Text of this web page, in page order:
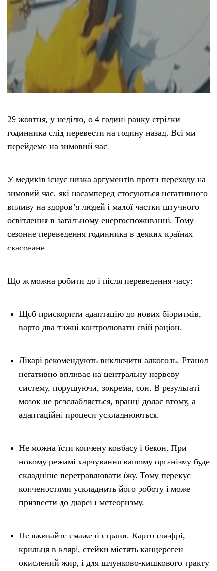
Контакти
Рекламні прайси
Редакційна політика
Етичний кодекс
29 жовтня, у неділю, о 4 годині ранку стрілки
годинника слід перевести на годину назад. Всі ми
перейдемо на зимовий час.
У медиків існує низка аргументів проти переходу на
зимовий час, які насамперед стосуються негативного
впливу на здоров’я людей і малої частки штучного
освітлення в загальному енергоспоживанні. Тому
сезонне переведення годинника в деяких країнах
скасоване.
Що ж можна робити до і після переведення часу:
Щоб прискорити адаптацію до нових біоритмів,
варто два тижні контролювати свій раціон.
Лікарі рекомендують виключити алкоголь. Етанол
негативно впливає на центральну нервову
систему, порушуючи, зокрема, сон. В результаті
мозок не розслабляється, вранці долає втому, а
адаптаційні процеси ускладнюються.
Не можна їсти копчену ковбасу і бекон. При
новому режимі харчування вашому організму буде
складніше перетравлювати їжу. Тому перекус
копченостями ускладнить його роботу і може
призвести до діареї і метеоризму.
Не вживайте смажені страви. Картопля-фрі,
крильця в клярі, стейки містять канцероген –
окислений жир, і для шлунково-кишкового тракту